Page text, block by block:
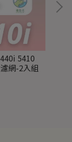
5410
網-2入組